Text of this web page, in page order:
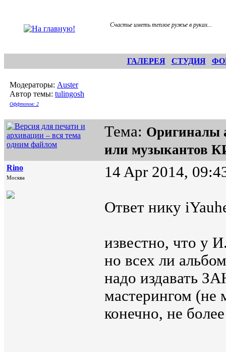
Счастье иметь теплое ружье в руках...
ГАЛЕРЕЯ СТУДИЯ
Модераторы: Auster
Автор темы: tulingosh
Оффтопов: 2
Тема: Оригиналы
или музыкантов
Rino
Москва 14 Apr 2014,
Ответ нику
известно, что у
но всех ли
надо издавать
мастерингом (не
конечно, не